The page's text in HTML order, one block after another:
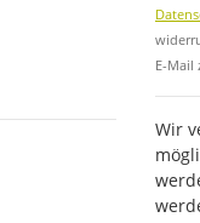
E-Mail
Wir